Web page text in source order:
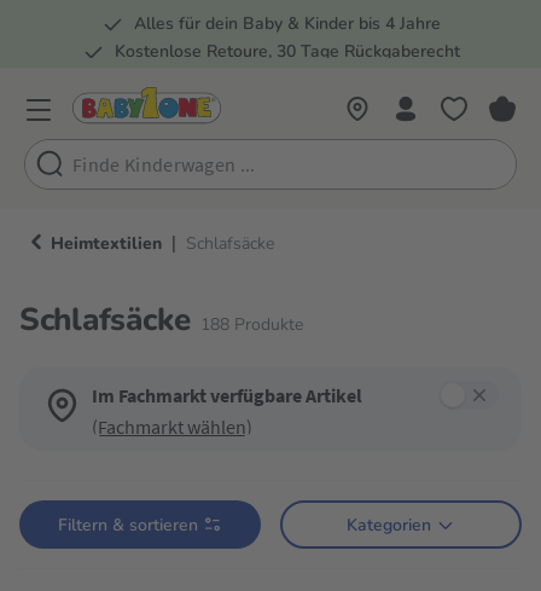
Zur Hauptnavigation springen
Alles für dein Baby & Kinder bis 4 Jahre
Kostenlose Retoure, 30 Tage Rückgaberecht
Heimtextilien | Schlafsäcke
Schlafsäcke 188 Produkte
Im Fachmarkt verfügbare Artikel
(Fachmarkt wählen)
Filtern & sortieren Kategorien